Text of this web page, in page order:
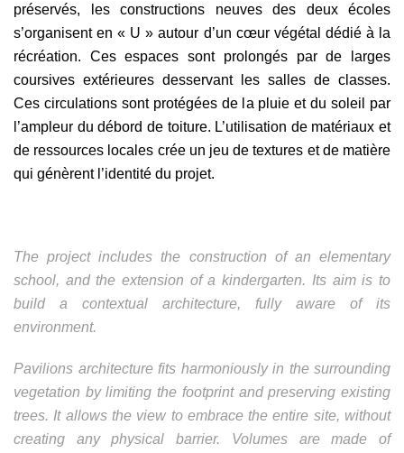
préservés, les constructions neuves des deux écoles
s’organisent en « U » autour d’un cœur végétal dédié à la
récréation. Ces espaces sont prolongés par de larges
coursives extérieures desservant les salles de classes.
Ces circulations sont protégées de la pluie et du soleil par
l’ampleur du débord de toiture. L’utilisation de matériaux et
de ressources locales crée un jeu de textures et de matière
qui génèrent l’identité du projet.
The project includes the construction of an elementary
school, and the extension of a kindergarten. Its aim is to
build a contextual architecture, fully aware of its
environment.
Pavilions architecture fits harmoniously in the surrounding
vegetation by limiting the footprint and preserving existing
trees. It allows the view to embrace the entire site, without
creating any physical barrier. Volumes are made of